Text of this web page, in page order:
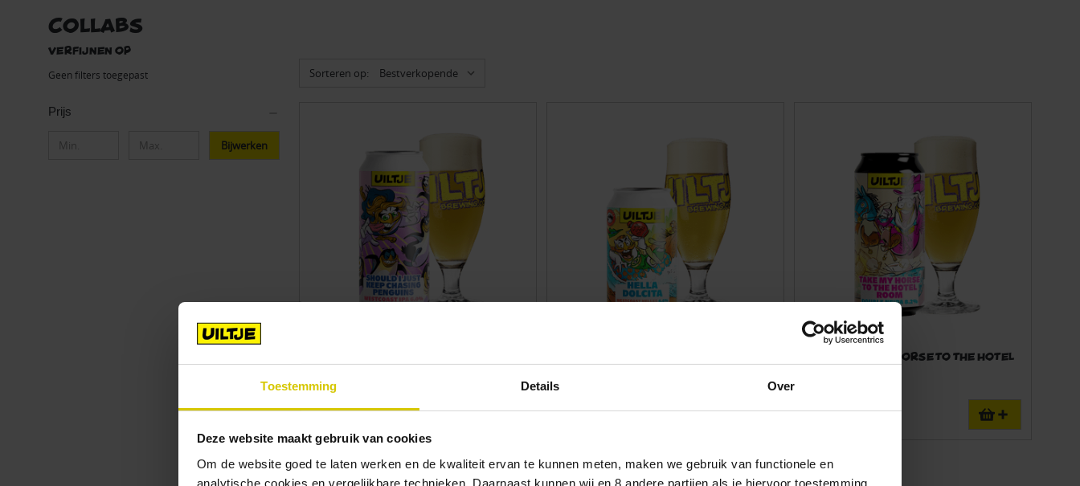
Toestemming Details Over
Deze website maakt gebruik van cookies
Om de website goed te laten werken en de kwaliteit ervan te kunnen meten, maken we gebruik van functionele en
analytische cookies en vergelijkbare technieken. Daarnaast kunnen wij en 8 andere partijen als je hiervoor toestemming
Collabs
Verfijnen op
Geen filters toegepast
Prijs
Bijwerken
Sorteren op:
IPA | 6.0%
€4.99 €3.49
Uiltje Take my horse to the hotel
€4.99